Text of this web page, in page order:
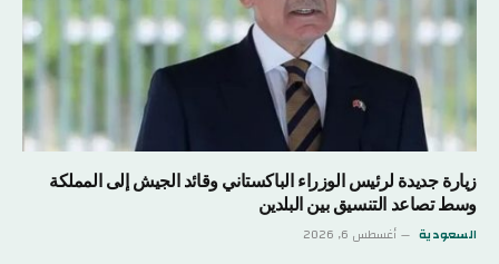
زيارة جديدة لرئيس الوزراء الباكستاني وقائد الجيش إلى المملكة
وسط تصاعد التنسيق بين البلدين
السعودية أغسطس 6, 2026